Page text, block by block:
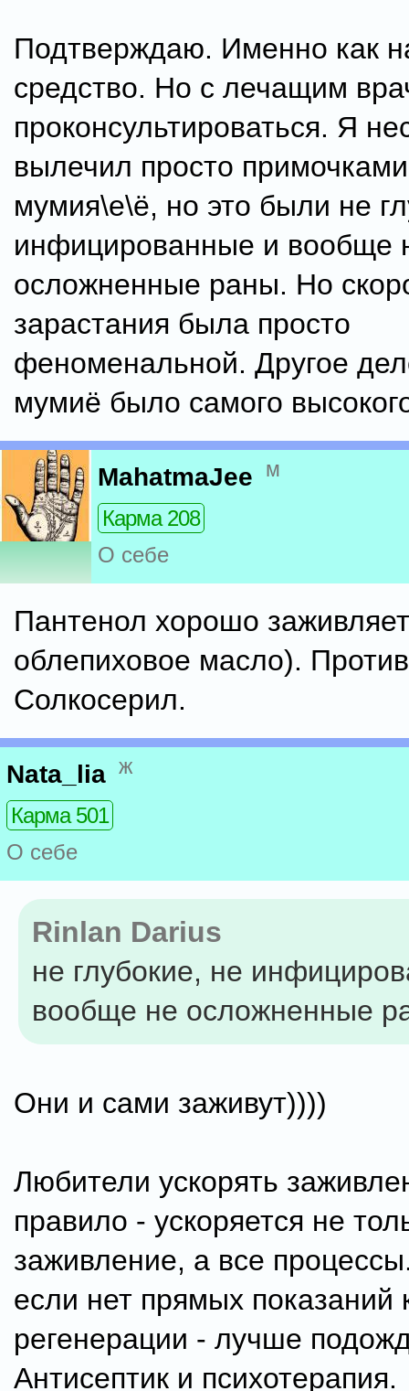
Подтверждаю. Именно как
средство. Но с лечащим
проконсультироваться. Я
вылечил просто
мумия\е\ё, но это были не
инфицированные и вообще
осложненные раны. Но
зарастания была просто
феноменальной. Другое
мумиё было самого
MahatmaJee м
Карма 208
О себе
Пантенол хорошо
облепиховое масло).
Солкосерил.
Nata_lia ж
Карма 501
О себе
Rinlan Darius
не глубокие, не
вообще не осложненные
Они и сами заживут))))
Любители ускорять
правило - ускоряется не
заживление, а все
если нет прямых показаний
регенерации - лучше
Антисептик и психотерапия.